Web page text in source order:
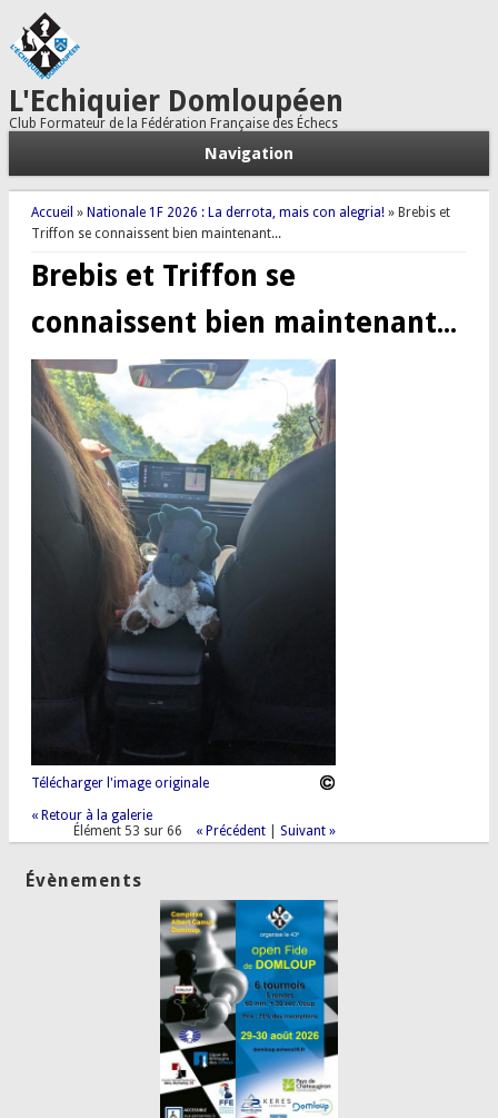
L'Echiquier Domloupéen
Club Formateur de la Fédération Française des Échecs
Navigation
Vous êtes ici
Accueil » Nationale 1F 2026 : La derrota, mais con alegria!» Brebis et
Triffon se connaissent bien maintenant...
Brebis et Triffon se
connaissent bien maintenant...
Télécharger l'image originale
« Retour à la galerie
Élément 53 sur 66
« Précédent |Suivant »
Évènements